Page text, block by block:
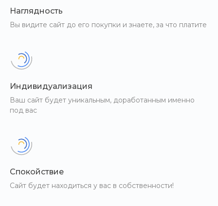
Наглядность
Вы видите сайт до его покупки и знаете, за что платите
Индивидуализация
Ваш сайт будет уникальным, доработанным именно
под вас
Спокойствие
Сайт будет находиться у вас в собственности!